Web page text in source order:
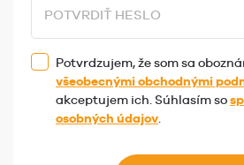
POTVRDIŤ HESLO
Potvrdzujem, že som sa
všeobecnými obchodnými
akceptujem ich. Súhlasím so
osobných údajov